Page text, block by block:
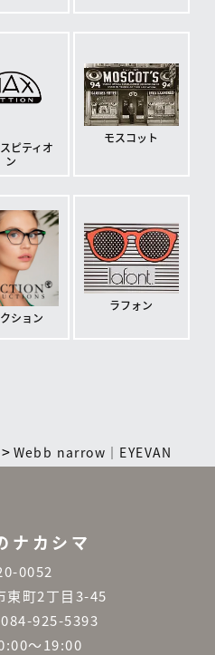
> Webb narrow｜EYEVAN
ピティオ
ン
モスコット
ション
ラフォン
ナカシマ
0052
東町2丁目3-45
925-5393
～19:00